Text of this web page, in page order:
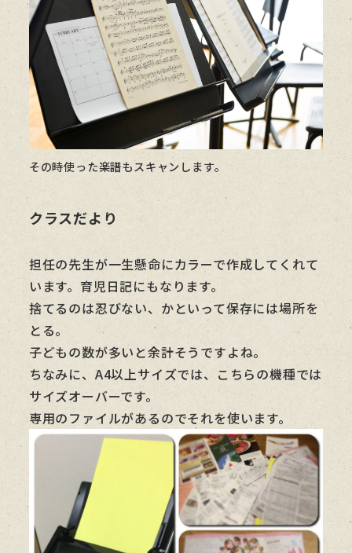
その時使った楽譜もスキャンします。
クラスだより
担任の先生が一生懸命にカラーで作成してくれて
います。育児日記にもなります。
捨てるのは忍びない、かといって保存には場所を
とる。
子どもの数が多いと余計そうですよね。
ちなみに、A4以上サイズでは、こちらの機種では
サイズオーバーです。
専用のファイルがあるのでそれを使います。